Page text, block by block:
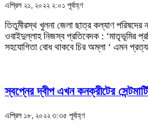
এপ্রিল ২১, ২০২২ ২:০১ পূর্বাহ্ণ
তিতুমীরস্থ খুলনা জেলা ছাত্র কল্যাণ
ওবাইদুল্লাহ নিজস্ব প্রতিবেদক : ‘মাতৃভূমির
সহযোগিতা বোধ থাকবে চির অম্লা ‘ এমন
স্বপ্নের দ্বীপ এখন কনক্রীটের
এপ্রিল ১৮, ২০২২ ৩:৩৫ পূর্বাহ্ণ